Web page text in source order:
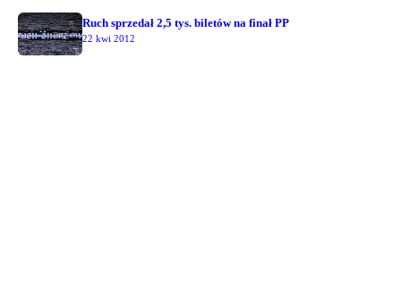
Ruch sprzedał 2,5 tys. biletów na finał PP
22 kwi 2012